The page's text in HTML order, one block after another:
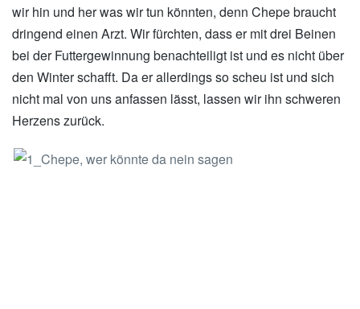
wir hin und her was wir tun könnten, denn Chepe braucht
dringend einen Arzt. Wir fürchten, dass er mit drei Beinen
bei der Futtergewinnung benachteiligt ist und es nicht über
den Winter schafft. Da er allerdings so scheu ist und sich
nicht mal von uns anfassen lässt, lassen wir ihn schweren
Herzens zurück.